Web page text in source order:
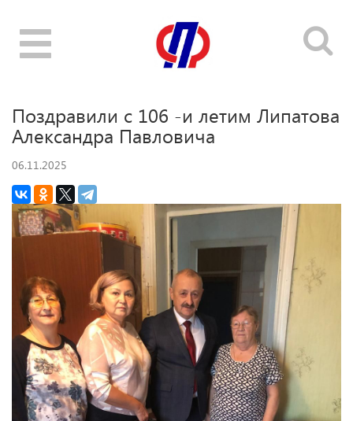
Toggle
navigation
Поздравили с 106 -и летим Липатова
Александра Павловича
06.11.2025